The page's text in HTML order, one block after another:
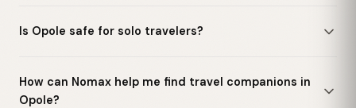
Is Opole safe for solo travelers?
How can Nomax help me find travel companions in
Opole?